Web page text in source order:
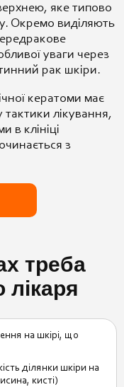
яке типово
Окремо виділяють
уваги через
рак шкіри.
кератоми має
лікування,
в клініці
з
треба
лікаря
на шкірі, що
ділянки шкіри на
кисті)